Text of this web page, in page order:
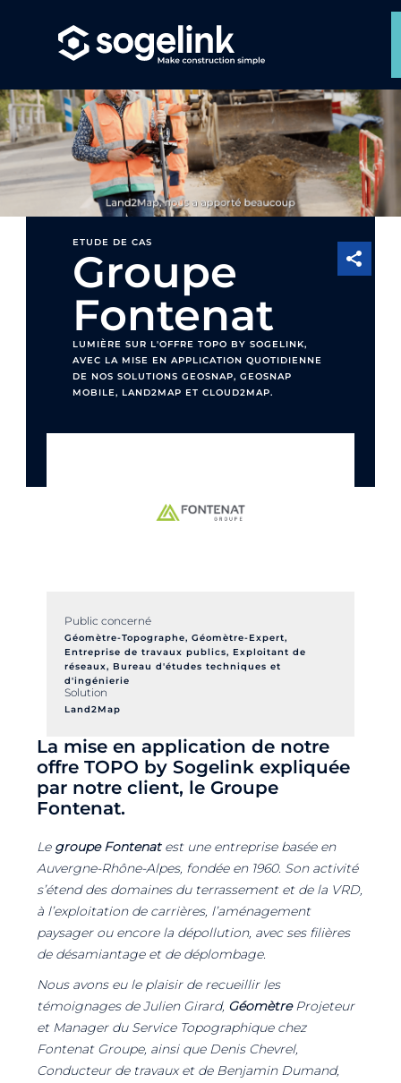
ETUDE DE CAS
Groupe
Fontenat
LUMIÈRE SUR L'OFFRE TOPO BY SOGELINK,
AVEC LA MISE EN APPLICATION QUOTIDIENNE
DE NOS SOLUTIONS GEOSNAP, GEOSNAP
MOBILE, LAND2MAP ET CLOUD2MAP.
Public concerné
Géomètre-Topographe, Géomètre-Expert,
Entreprise de travaux publics, Exploitant de
réseaux, Bureau d'études techniques et
d'ingénierie
Solution
Land2Map
La mise en application de notre
offre TOPO by Sogelink expliquée
par notre client, le Groupe
Fontenat.
Le groupe Fontenatest une entreprise basée en
Auvergne-Rhône-Alpes, fondée en 1960. Son activité
s’étend des domaines du terrassement et de la VRD,
à l’exploitation de carrières, l’aménagement
paysager ou encore la dépollution, avec ses filières
de désamiantage et de déplombage.
Nous avons eu le plaisir de recueillir les
témoignages de Julien Girard, GéomètreProjeteur
et Manager du Service Topographique chez
Fontenat Groupe, ainsi que Denis Chevrel,
Conducteur de travaux et de Benjamin Dumand,